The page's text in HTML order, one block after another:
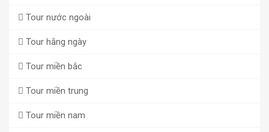
Tour nước ngoài
Tour hằng ngày
Tour miền bắc
Tour miền trung
Tour miền nam